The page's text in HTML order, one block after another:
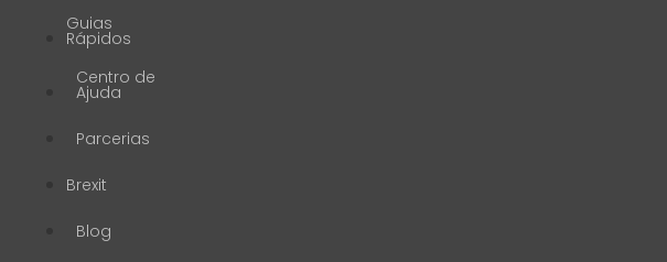
Guias
Rápidos
Centro de
Ajuda
Parcerias
Brexit
Blog